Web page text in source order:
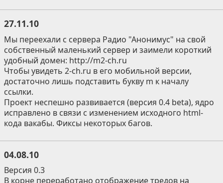
27.11.10
Мы переехали с сервера Радио "Анонимус" на свой
собственный маленький сервер и заимели короткий
удобный домен: http://m2-ch.ru
Чтобы увидеть 2-ch.ru в его мобильной версии,
достаточно лишь подставить букву m к началу
ссылки.
Проект неспешно развивается (версия 0.4 beta), ядро
исправлено в связи с изменением исходного html-
кода вакабы. Фиксы некоторых багов.
04.08.10
Версия 0.3
В корне переработано отображение тредов на